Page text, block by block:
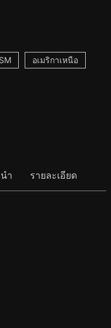
อเมริกาเหนือ
ำ รายละเอียด